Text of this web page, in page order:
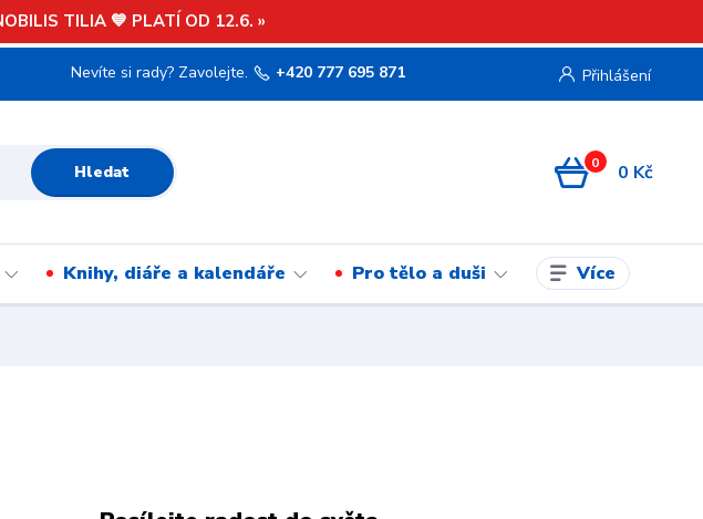
TILIA 💙 PLATÍ OD 12.6. »
Přihlášení
Hledat
Nevíte si rady? Zavolejte. +420 777 695 871
0 0 Kč
Knihy, diáře a kalendáře Pro tělo a duši Více